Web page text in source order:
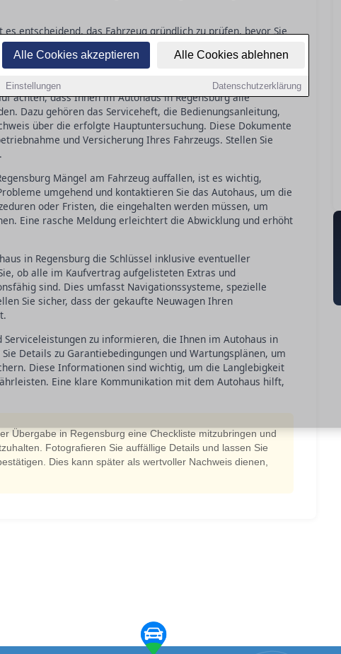
Alle Cookies akzeptieren Alle Cookies ablehnen
Einstellungen Datenschutzerklärung
entscheidend, das Fahrzeug gründlich zu prüfen, bevor Sie
auf Kratzer, überprüfen Sie alle Funktionen, wie
den korrekten Kilometerstand. Solche Inspektionen helfen,
dass das Auto in einwandfreiem Zustand ist.
achten, dass Ihnen im Autohaus in Regensburg alle
Dazu gehören das Serviceheft, die Bedienungsanleitung,
über die erfolgte Hauptuntersuchung. Diese Dokumente
und Versicherung Ihres Fahrzeugs. Stellen Sie
Mängel am Fahrzeug auffallen, ist es wichtig,
umgehend und kontaktieren Sie das Autohaus, um die
oder Fristen, die eingehalten werden müssen, um
Eine rasche Meldung erleichtert die Abwicklung und erhöht
in Regensburg die Schlüssel inklusive eventueller
ob alle im Kaufvertrag aufgelisteten Extras und
sind. Dies umfasst Navigationssysteme, spezielle
Sie sicher, dass der gekaufte Neuwagen Ihren
Serviceleistungen zu informieren, die Ihnen im Autohaus in
Details zu Garantiebedingungen und Wartungsplänen, um
Diese Informationen sind wichtig, um die Langlebigkeit
Eine klare Kommunikation mit dem Autohaus hilft,
Übergabe in Regensburg eine Checkliste mitzubringen und
Fotografieren Sie auffällige Details und lassen Sie
Dies kann später als wertvoller Nachweis dienen,